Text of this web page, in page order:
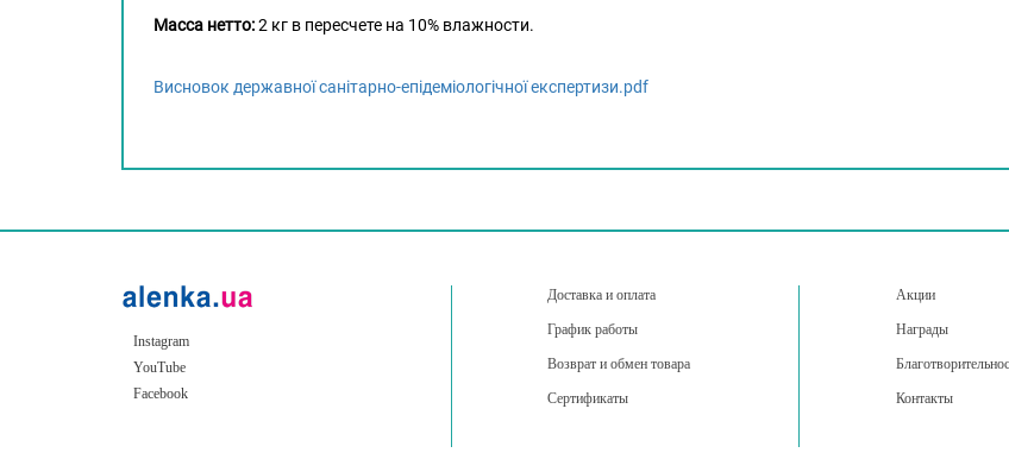
Масса нетто:2 кг в пересчете на 10% влажности.
Висновок державної санітарно-епідеміологічної експертизи.pdf
Instagram
YouTube
Facebook
Доставка и оплата
График работы
Возврат и обмен товара
Сертификаты
Акции
Награды
Контакты